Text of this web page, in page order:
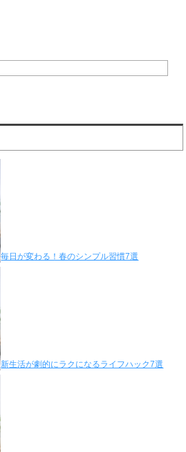
毎日が変わる！春のシンプル習慣7選
新生活が劇的にラクになるライフハック7選